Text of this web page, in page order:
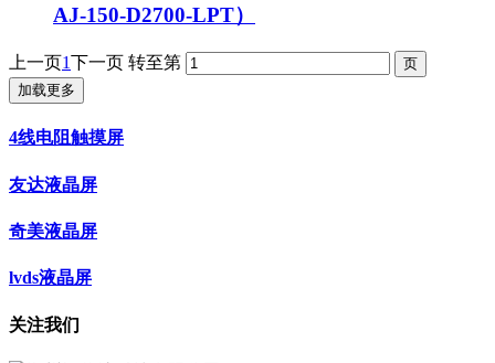
AJ-150-D2700-LPT）
上一页1下一页 转至第
加载更多
4线电阻触摸屏
友达液晶屏
奇美液晶屏
lvds液晶屏
关注我们